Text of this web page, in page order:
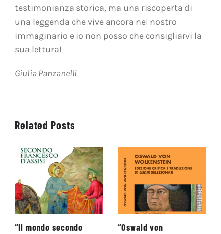
testimonianza storica, ma una riscoperta di
una leggenda che vive ancora nel nostro
immaginario e io non posso che consigliarvi la
sua lettura!
Giulia Panzanelli
Related Posts
“Il mondo secondo
“Oswald von